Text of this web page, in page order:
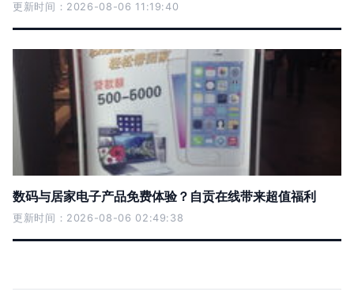
更新时间：2026-08-06 11:19:40
数码与居家电子产品免费体验？自贡在线带来超值福利
更新时间：2026-08-06 02:49:38